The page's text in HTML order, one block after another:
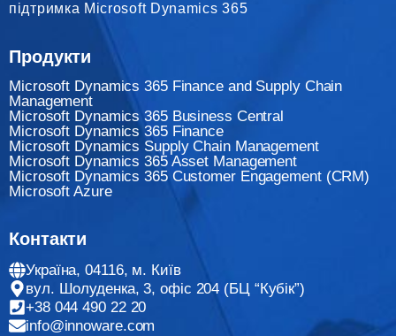
підтримка Microsoft Dynamics 365
Продукти
Microsoft Dynamics 365 Finance and Supply Chain
Management
Microsoft Dynamics 365 Business Central
Microsoft Dynamics 365 Finance
Мicrosoft Dynamics Supply Chain Management
Microsoft Dynamics 365 Asset Management
Microsoft Dynamics 365 Customer Engagement (CRM)
Microsoft Azure
Контакти
Україна, 04116, м. Київ
вул. Шолуденка, 3, офіс 204 (БЦ “Кубік”)
+38 044 490 22 20
info@innoware.com